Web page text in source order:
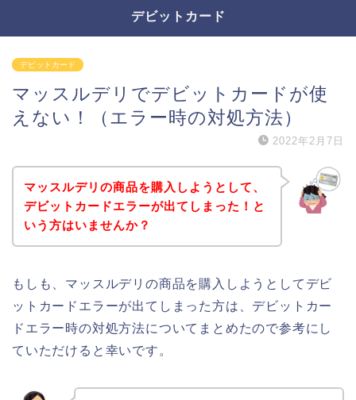
デビットカード
デビットカード
マッスルデリでデビットカードが使
えない！（エラー時の対処方法）
2022年2月7日
マッスルデリの商品を購入しようとして、
デビットカードエラーが出てしまった！と
いう方はいませんか？
もしも、マッスルデリの商品を購入しようとしてデビ
ットカードエラーが出てしまった方は、デビットカー
ドエラー時の対処方法についてまとめたので参考にし
ていただけると幸いです。